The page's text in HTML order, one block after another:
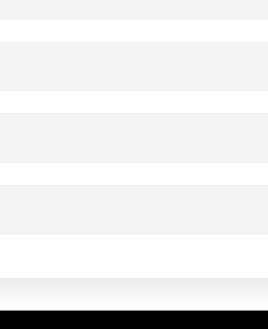
E300 Information allergènes